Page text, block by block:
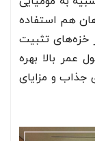
هم استفاده
خزه‌های تثبیت
عمر بالا بهره
جذاب و مزایای